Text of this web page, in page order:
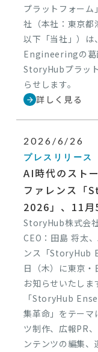
プラットフォー
社（本社：東京都
以下「当社」）
Engineeringの葛
StoryHubプラッ
らせします。
arrow_forward 詳しく見る
2026/6/26
プレスリリース
AI時代のスト
ファレンス
2026」、11月
StoryHub株式会
CEO：田島 将太
ンス「StoryHub
日（木）に東京
お知らせいたし
「StoryHub
集革命」をテーマ
ツ制作、広報PR
ンテンツの編集